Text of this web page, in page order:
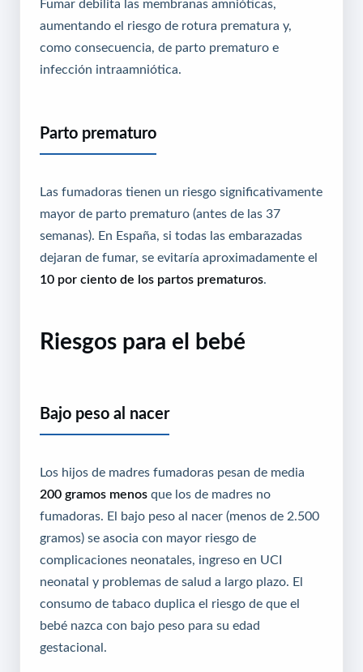
Fumar debilita las membranas amnióticas,
aumentando el riesgo de rotura prematura y,
como consecuencia, de parto prematuro e
infección intraamniótica.
Parto prematuro
Las fumadoras tienen un riesgo significativamente
mayor de parto prematuro (antes de las 37
semanas). En España, si todas las embarazadas
dejaran de fumar, se evitaría aproximadamente el
10 por ciento de los partos prematuros
Riesgos para el bebé
Bajo peso al nacer
Los hijos de madres fumadoras pesan de media
200 gramos menos que los de madres no
fumadoras. El bajo peso al nacer (menos de 2.500
gramos) se asocia con mayor riesgo de
complicaciones neonatales, ingreso en UCI
neonatal y problemas de salud a largo plazo. El
consumo de tabaco duplica el riesgo de que el
bebé nazca con bajo peso para su edad
gestacional.